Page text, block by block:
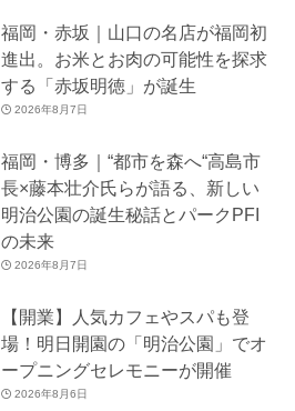
福岡・赤坂｜山口の名店が福岡初
進出。お米とお肉の可能性を探求
する「赤坂明徳」が誕生
2026年8月7日
福岡・博多｜“都市を森へ“高島市
長×藤本壮介氏らが語る、新しい
明治公園の誕生秘話とパークPFI
の未来
2026年8月7日
【開業】人気カフェやスパも登
場！明日開園の「明治公園」でオ
ープニングセレモニーが開催
2026年8月6日